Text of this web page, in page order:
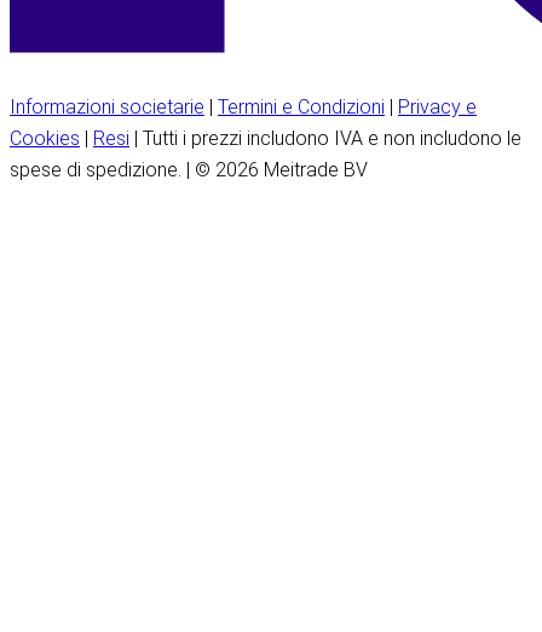
Informazioni societarie | Termini e Condizioni | Privacy e
Cookies | Resi | Tutti i prezzi includono IVA e non includono le
spese di spedizione. | © 2026 Meitrade BV